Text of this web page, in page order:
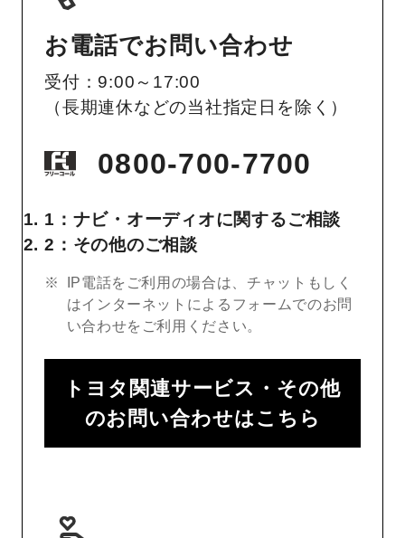
お電話でお問い合わせ
受付：9:00～17:00
（長期連休などの当社指定日を除く）
0800-700-7700
1：ナビ・オーディオに関するご相談
2：その他のご相談
IP電話をご利用の場合は、チャットもしく
はインターネットによるフォームでのお問
い合わせをご利用ください。
トヨタ関連サービス・その他
のお問い合わせはこちら